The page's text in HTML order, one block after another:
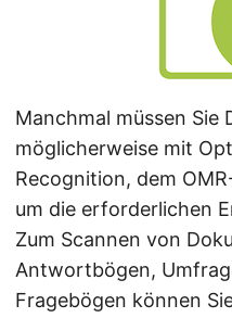
Manchmal müssen Sie
möglicherweise mit
Recognition, dem
um die erforderlichen
Zum Scannen von
Antwortbögen,
Fragebögen können